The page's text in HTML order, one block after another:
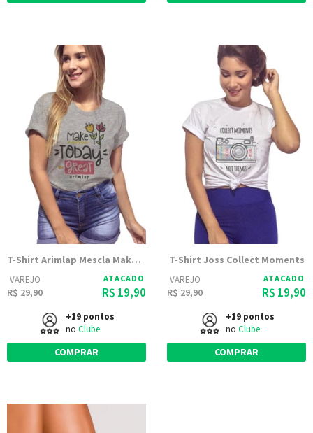
T-Shirt Arimlap Mescla Make Today
VAREJO
R$ 29,90
ATACADO
R$ 19,90
+19 pontos
no Clube
COMPRAR
T-Shirt Joss Collect Moments
VAREJO
R$ 29,90
ATACADO
R$ 19,90
+19 pontos
no Clube
COMPRAR